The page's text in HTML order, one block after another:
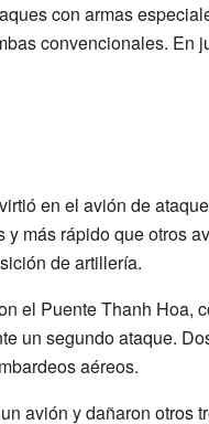
con armas
convencionales. En
en el avión de
más rápido que otros
de artillería.
el Puente Thanh Hoa,
un segundo ataque.
aéreos.
avión y dañaron otros